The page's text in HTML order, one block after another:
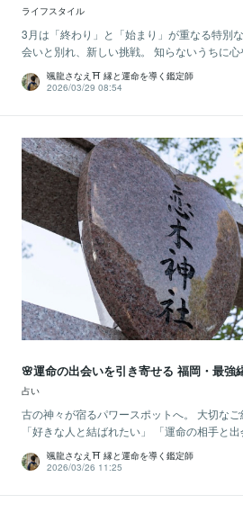
ライフスタイル
3月は「終わり」と「始まり」が重なる特別
会いと別れ、新しい挑戦。 知らないうちに心
颯龍さなえ⛩ 縁と運命を導く鑑定師
2026/03/29 08:54
🌸運命の出会いを引き寄せる 福岡・最強
占い
古の神々が宿るパワースポットへ。 大切な
「好きな人と結ばれたい」 「運命の相手と
颯龍さなえ⛩ 縁と運命を導く鑑定師
2026/03/26 11:25